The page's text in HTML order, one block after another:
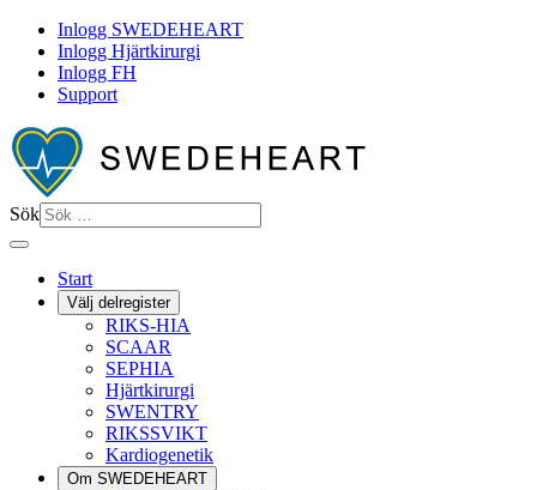
Inlogg SWEDEHEART
Inlogg Hjärtkirurgi
Inlogg FH
Support
Sök
Start
Välj delregister
RIKS-HIA
SCAAR
SEPHIA
Hjärtkirurgi
SWENTRY
RIKSSVIKT
Kardiogenetik
Om SWEDEHEART